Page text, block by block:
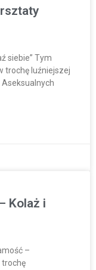
siebie” Tym
trochę luźniejszej
Kolaż i
–
trochę